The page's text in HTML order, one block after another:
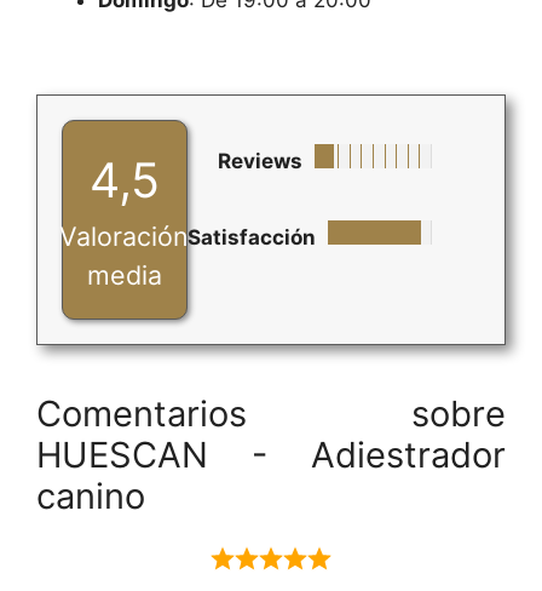
4,5
Valoración
media
Reviews
Satisfacción
Comentarios sobre
HUESCAN - Adiestrador
canino